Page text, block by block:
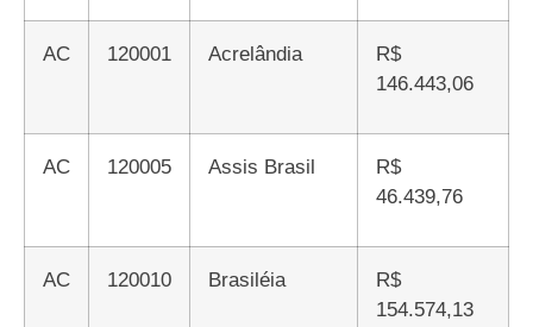
AC 120001 Acrelândia
R$
146.443,06
AC 120005 Assis Brasil
R$
46.439,76
AC 120010 Brasiléia
R$
154.574,13